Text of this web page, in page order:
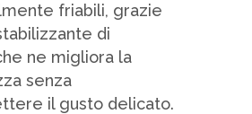
friabili, grazie
di
ne migliora la
senza
il gusto delicato.